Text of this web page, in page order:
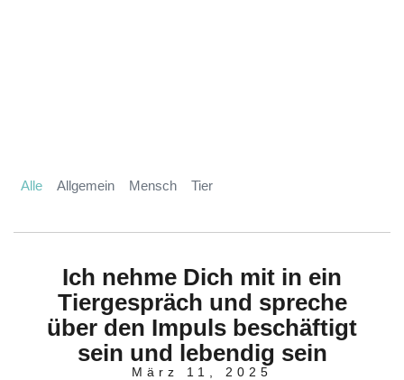
Allgemein Mensch Tier
Alle
Ich nehme Dich mit in ein
Tiergespräch und spreche
über den Impuls beschäftigt
sein und lebendig sein
März 11, 2025